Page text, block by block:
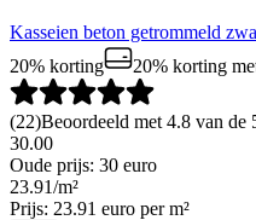
Kasseien beton getrommeld
20% korting
20% korting
(22)Beoordeeld met 4.8 van de
30.00
Oude prijs: 30 euro
23.91/m²
Prijs: 23.91 euro per m²